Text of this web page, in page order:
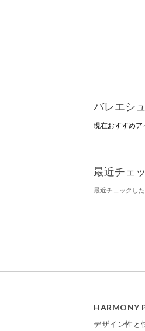
バレエシ
現在おすすめア
最近チェ
最近チェックし
HARMONY
デザイン性と